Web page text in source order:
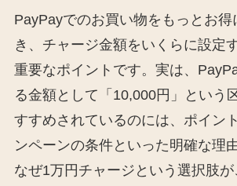
PayPayでのお買い物をもっとお得
き、チャージ金額をいくらに設定
重要なポイントです。実は、
る金額として「10,000円」という
すすめされているのには、ポイン
ンペーンの条件といった明確な理
なぜ1万円チャージという選択肢が